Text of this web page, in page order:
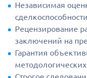
Независимая
Рецензирование
заключений на
Гарантия
методологических